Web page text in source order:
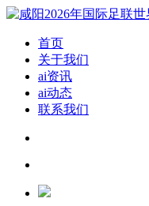
首页
关于我们
ai资讯
ai动态
联系我们